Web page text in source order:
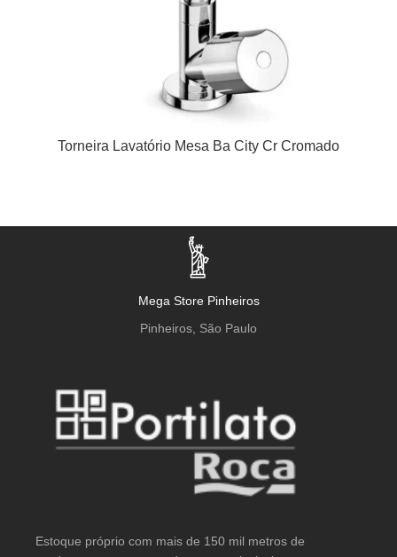
Torneira Lavatório Mesa Ba City Cr Cromado
Mega Store Pinheiros
Pinheiros, São Paulo
Estoque próprio com mais de 150 mil metros de